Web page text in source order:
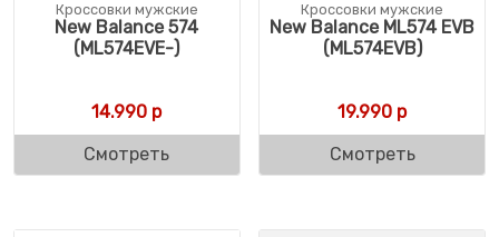
Кроссовки мужские
New Balance 574
(ML574EVE-)
14.990 р
Смотреть
Кроссовки мужские
New Balance ML574 EVB
(ML574EVB)
19.990 р
Смотреть